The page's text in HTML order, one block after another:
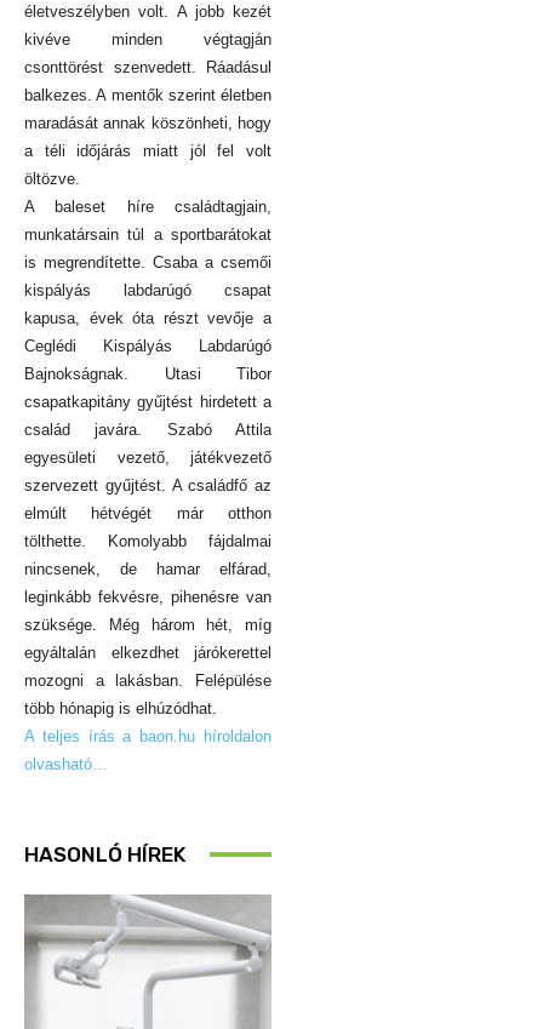
életveszélyben volt. A jobb kezét
kivéve minden végtagján
csonttörést szenvedett. Ráadásul
balkezes. A mentők szerint életben
maradását annak köszönheti, hogy
a téli időjárás miatt jól fel volt
öltözve.
A baleset híre családtagjain,
munkatársain túl a sportbarátokat
is megrendítette. Csaba a csemői
kispályás labdarúgó csapat
kapusa, évek óta részt vevője a
Ceglédi Kispályás Labdarúgó
Bajnokságnak. Utasi Tibor
csapatkapitány gyűjtést hirdetett a
család javára. Szabó Attila
egyesületi vezető, játékvezető
szervezett gyűjtést. A családfő az
elmúlt hétvégét már otthon
tölthette. Komolyabb fájdalmai
nincsenek, de hamar elfárad,
leginkább fekvésre, pihenésre van
szüksége. Még három hét, míg
egyáltalán elkezdhet járókerettel
mozogni a lakásban. Felépülése
több hónapig is elhúzódhat.
A teljes írás a baon.hu híroldalon
olvasható…
HASONLÓ HÍREK